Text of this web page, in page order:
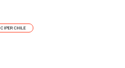
CIPER CHILE